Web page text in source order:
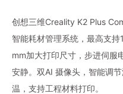
创想三维Creality K2 Plus
智能耗材管理系统，最高支
mm加大打印尺寸，步进伺服
安静。双AI 摄像头，智能调
温，支持工程材料打印。